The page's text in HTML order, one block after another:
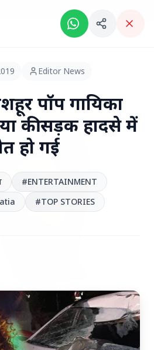
India Magazine is now live.
Editor News
पॉप गायिका
की सड़क हादसे में
हो गई
#ENTERTAINMENT
#TOP STORIES